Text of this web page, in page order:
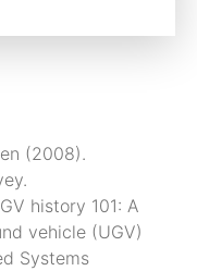
(2008).
history 101: A
vehicle (UGV)
Systems